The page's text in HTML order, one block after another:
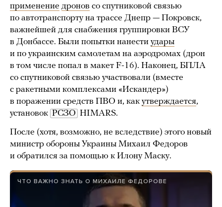
применение дронов со спутниковой связью
по автотранспорту на трассе Днепр — Покровск,
важнейшей для снабжения группировки ВСУ
в Донбассе. Были попытки нанести удары
и по украинским самолетам на аэродромах (дрон
в том числе попал в макет F-16). Наконец, БПЛА
со спутниковой связью участвовали (вместе
с ракетными комплексами «Искандер»)
в поражении средств ПВО и, как утверждается,
установок РСЗО HIMARS.
После (хотя, возможно, не вследствие) этого новый
министр обороны Украины Михаил Федоров
и обратился за помощью к Илону Маску.
ЧТО ВАЖНО ЗНАТЬ О МИХАИЛЕ ФЕДОРОВЕ